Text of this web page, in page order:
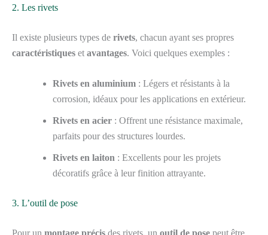
2. Les rivets
Il existe plusieurs types de rivets, chacun ayant ses propres
caractéristiques et avantages. Voici quelques exemples :
Rivets en aluminium : Légers et résistants à la
corrosion, idéaux pour les applications en extérieur.
Rivets en acier : Offrent une résistance maximale,
parfaits pour des structures lourdes.
Rivets en laiton : Excellents pour les projets
décoratifs grâce à leur finition attrayante.
3. L’outil de pose